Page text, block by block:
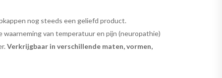
nog steeds een geliefd product.
van temperatuur en pijn (neuropathie)
Verkrijgbaar in verschillende maten, vormen,